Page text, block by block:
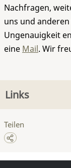
Nachfragen,
uns und
Ungenauigkeit
eine Mail. Wir
Links
Teilen